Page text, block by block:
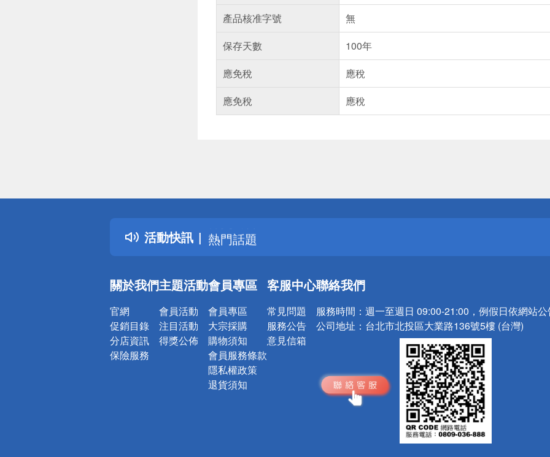
產品核准字號
無
保存天數
100年
應免稅
應稅
應免稅
應稅
活動快訊
詐騙網頁！請小心！
得獎公告
熱門話題
銀行優惠
詐騙網頁！請小心！
關於我們
官網
促銷目錄
分店資訊
保險服務
主題活動
會員活動
注目活動
得獎公佈
會員專區
會員專區
大宗採購
購物須知
會員服務條款
隱私權政策
退貨須知
客服中心
常見問題
服務公告
意見信箱
聯絡我們
服務時間： 週一至週日 09:00-21:00，例假日依網站
公司地址： 台北市北投區大業路136號5樓 (台灣)